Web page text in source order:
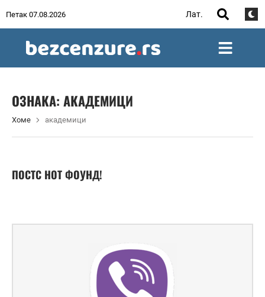
Петак 07.08.2026 Лат.
ОЗНАКА: АКАДЕМИЦИ
Хоме академици
ПОСТС НОТ ФОУНД!